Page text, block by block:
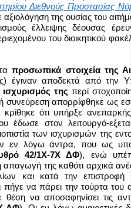
Διεθνούς Προστασίας
της ουσίας του
έλλειψης δέουσας
του διοικητικού
ταπροσωπικά στοιχεία της
έγιναν αποδεκτά από την
ισχυρισμός της περί
απορρίφθηκε ως
κρίθηκε ότι υπήρξε
έδωσε στον λειτουργό-
των ισχυρισμών της
εν λόγω άντρα, που ως
42/1Χ-7Χ ΔΦ), ενώ
απαγωγή της καθότι αρχικά
και κατά την επιστροφή
να πάρει την τούρτα του
να αποσαφηνίσει τις